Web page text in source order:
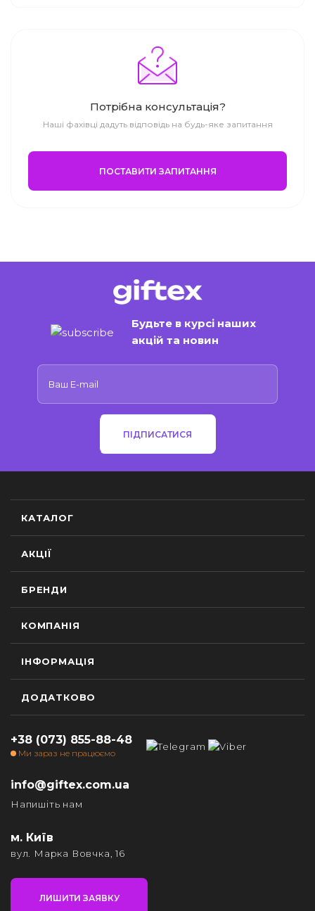
Потрібна консультація?
Наші фахівці дадуть відповідь на будь-яке запитання
ПОСТАВИТИ ЗАПИТАННЯ
Будьте в курсі наших
акцій та новин
ПІДПИСАТИСЯ
КАТАЛОГ
АКЦІЇ
БРЕНДИ
КОМПАНІЯ
ІНФОРМАЦІЯ
ДОДАТКОВО
+38 (073) 855-88-48
Ми зараз не працюємо
info@giftex.com.ua
Напишіть нам
м. Київ
вул. Марка Вовчка, 16
ЛИШИТИ ЗАЯВКУ